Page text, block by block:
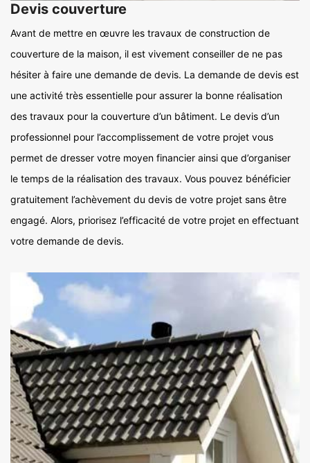
Devis couverture
Avant de mettre en œuvre les travaux de construction de
couverture de la maison, il est vivement conseiller de ne pas
hésiter à faire une demande de devis. La demande de devis est
une activité très essentielle pour assurer la bonne réalisation
des travaux pour la couverture d’un bâtiment. Le devis d’un
professionnel pour l’accomplissement de votre projet vous
permet de dresser votre moyen financier ainsi que d’organiser
le temps de la réalisation des travaux. Vous pouvez bénéficier
gratuitement l’achèvement du devis de votre projet sans être
engagé. Alors, priorisez l’efficacité de votre projet en effectuant
votre demande de devis.